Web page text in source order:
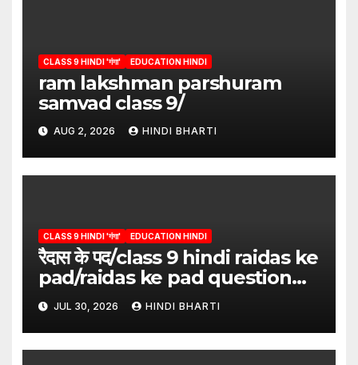
CLASS 9 HINDI 'गंगा' EDUCATION HINDI
ram lakshman parshuram
samvad class 9/
AUG 2, 2026 HINDI BHARTI
CLASS 9 HINDI 'गंगा' EDUCATION HINDI
रैदास के पद/class 9 hindi raidas ke
pad/raidas ke pad question
answer/raidas ke pad class 9
JUL 30, 2026 HINDI BHARTI